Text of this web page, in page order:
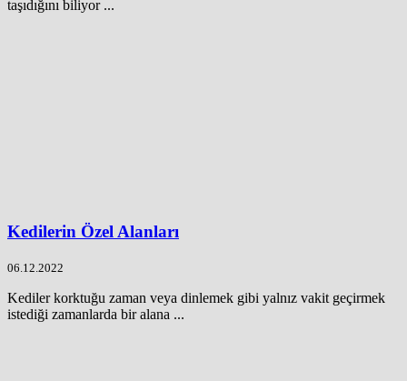
taşıdığını biliyor ...
Kedilerin Özel Alanları
06.12.2022
Kediler korktuğu zaman veya dinlemek gibi yalnız vakit geçirmek
istediği zamanlarda bir alana ...